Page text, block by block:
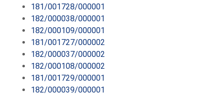
181/001728/000001
182/000038/000001
182/000109/000001
181/001727/000002
182/000037/000002
182/000108/000002
181/001729/000001
182/000039/000001